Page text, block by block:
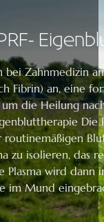
Zahnmedizin
Fibrin) an, eine
die Heilung
zu isolieren, das
Plasma wird
im Mund